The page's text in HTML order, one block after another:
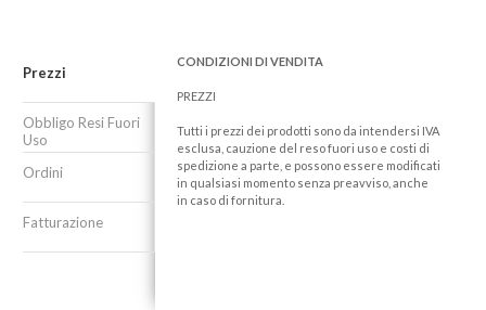
Prezzi
Obbligo Resi Fuori
Uso
Ordini
Fatturazione
CONDIZIONI DI VENDITA
PREZZI
Tutti i prezzi dei prodotti sono da intendersi IVA
esclusa, cauzione del reso fuori uso e costi di
spedizione a parte, e possono essere modificati
in qualsiasi momento senza preavviso, anche
in caso di fornitura.